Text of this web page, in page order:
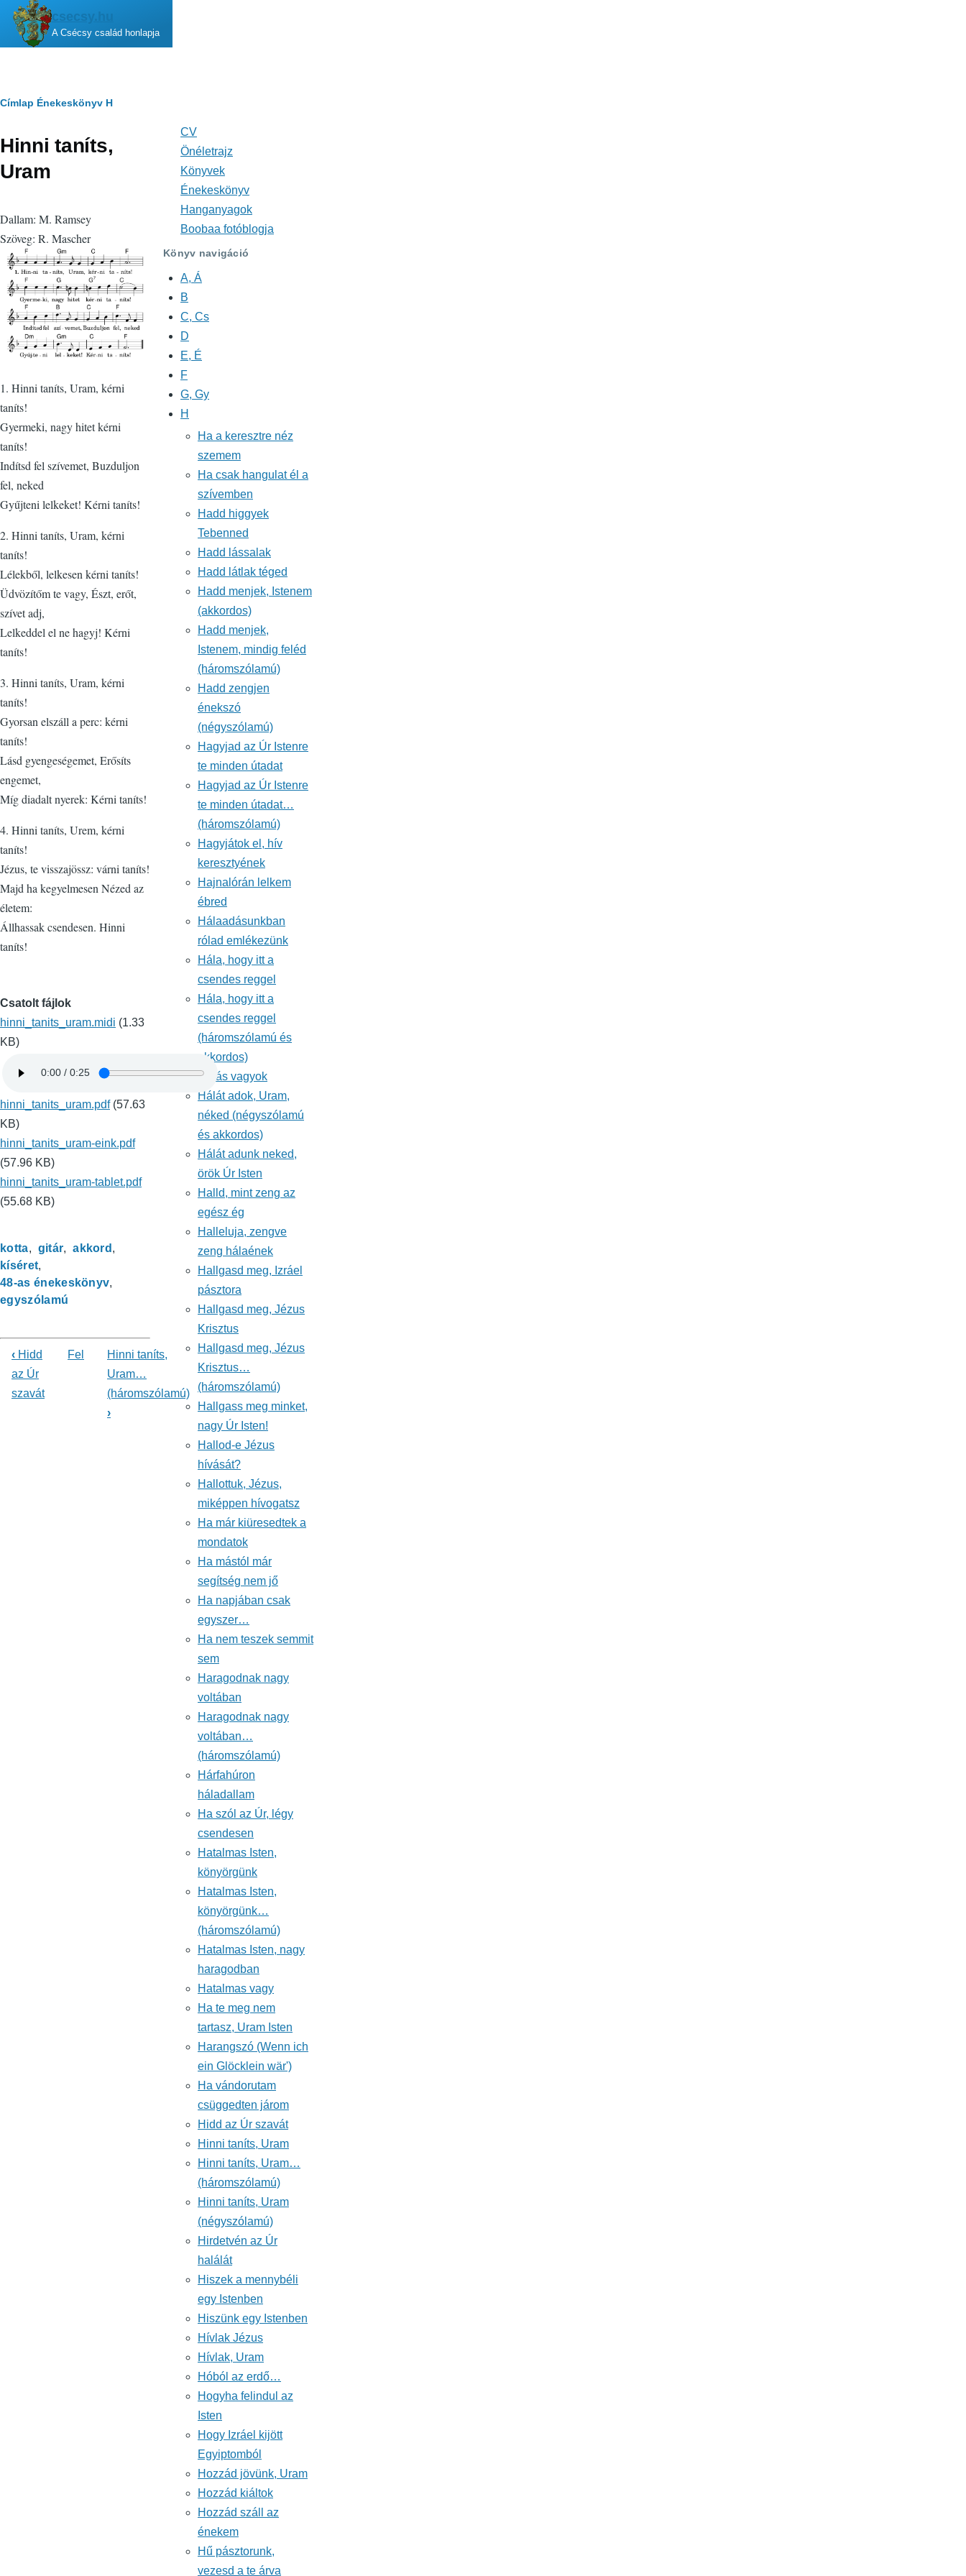
Ugrás a tartalomra
csecsy.hu
A Csécsy család honlapja
Morzsa
Címlap Énekeskönyv H
Hinni taníts,
Uram
Dallam: M. Ramsey
Szöveg: R. Mascher
1. Hinni taníts, Uram, kérni
taníts!
Gyermeki, nagy hitet kérni
taníts!
Indítsd fel szívemet, Buzduljon
fel, neked
Gyűjteni lelkeket! Kérni taníts!
2. Hinni taníts, Uram, kérni
taníts!
Lélekből, lelkesen kérni taníts!
Üdvözítőm te vagy, Észt, erőt,
szívet adj,
Lelkeddel el ne hagyj! Kérni
taníts!
3. Hinni taníts, Uram, kérni
taníts!
Gyorsan elszáll a perc: kérni
taníts!
Lásd gyengeségemet, Erősíts
engemet,
Míg diadalt nyerek: Kérni taníts!
4. Hinni taníts, Urem, kérni
taníts!
Jézus, te visszajössz: várni taníts!
Majd ha kegyelmesen Nézed az
életem:
Állhassak csendesen. Hinni
taníts!
Csatolt fájlok
hinni_tanits_uram.midi (1.33
KB)
hinni_tanits_uram.pdf (57.63
KB)
hinni_tanits_uram-eink.pdf
(57.96 KB)
hinni_tanits_uram-tablet.pdf
(55.68 KB)
kotta gitár
akkord
kíséret
48-as énekeskönyv
egyszólamú
Könyv
kereszthivatkozásai
‹ Hidd
az Úr
szavát
Fel
Hinni taníts,
Uram…
(háromszólamú)
›
navigáció
CV
Önéletrajz
Könyvek
Énekeskönyv
Hanganyagok
Boobaa fotóblogja
Könyv navigáció
A, Á
B
C, Cs
D
E, É
F
G, Gy
H
Ha a keresztre néz
szemem
Ha csak hangulat él a
szívemben
Hadd higgyek
Tebenned
Hadd lássalak
Hadd látlak téged
Hadd menjek, Istenem
(akkordos)
Hadd menjek,
Istenem, mindig feléd
(háromszólamú)
Hadd zengjen
énekszó
(négyszólamú)
Hagyjad az Úr Istenre
te minden útadat
Hagyjad az Úr Istenre
te minden útadat…
(háromszólamú)
Hagyjátok el, hív
keresztyének
Hajnalórán lelkem
ébred
Hálaadásunkban
rólad emlékezünk
Hála, hogy itt a
csendes reggel
Hála, hogy itt a
csendes reggel
(háromszólamú és
akkordos)
Hálás vagyok
Hálát adok, Uram,
néked (négyszólamú
és akkordos)
Hálát adunk neked,
örök Úr Isten
Halld, mint zeng az
egész ég
Halleluja, zengve
zeng hálaének
Hallgasd meg, Izráel
pásztora
Hallgasd meg, Jézus
Krisztus
Hallgasd meg, Jézus
Krisztus…
(háromszólamú)
Hallgass meg minket,
nagy Úr Isten!
Hallod-e Jézus
hívását?
Hallottuk, Jézus,
miképpen hívogatsz
Ha már kiüresedtek a
mondatok
Ha mástól már
segítség nem jő
Ha napjában csak
egyszer…
Ha nem teszek semmit
sem
Haragodnak nagy
voltában
Haragodnak nagy
voltában…
(háromszólamú)
Hárfahúron
háladallam
Ha szól az Úr, légy
csendesen
Hatalmas Isten,
könyörgünk
Hatalmas Isten,
könyörgünk…
(háromszólamú)
Hatalmas Isten, nagy
haragodban
Hatalmas vagy
Ha te meg nem
tartasz, Uram Isten
Harangszó (Wenn ich
ein Glöcklein wär')
Ha vándorutam
csüggedten járom
Hidd az Úr szavát
Hinni taníts, Uram
Hinni taníts, Uram…
(háromszólamú)
Hinni taníts, Uram
(négyszólamú)
Hirdetvén az Úr
halálát
Hiszek a mennybéli
egy Istenben
Hiszünk egy Istenben
Hívlak Jézus
Hívlak, Uram
Hóból az erdő…
Hogyha felindul az
Isten
Hogy Izráel kijött
Egyiptomból
Hozzád jövünk, Uram
Hozzád kiáltok
Hozzád száll az
énekem
Hű pásztorunk,
vezesd a te árva